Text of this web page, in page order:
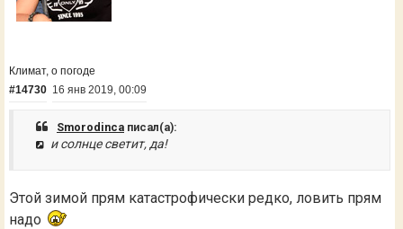
Климат, о погоде
#14730 16 янв 2019, 00:09
Smorodinca писал(а):
и солнце светит, да!
Этой зимой прям катастрофически редко, ловить прям
надо